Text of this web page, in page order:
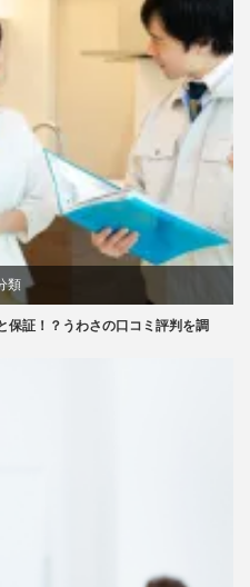
類
保証！？うわさの口コミ評判を調